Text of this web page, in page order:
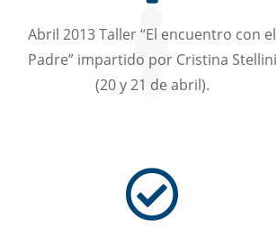
Abril 2013 Taller “El encuentro con el
Padre” impartido por Cristina Stellini
(20 y 21 de abril).